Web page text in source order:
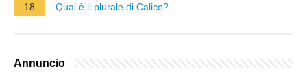
18 Qual è il plurale di Calice?
Annuncio